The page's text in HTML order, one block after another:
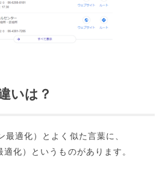
いは？
最適化）とよく似た言葉に、
化）というものがあります。